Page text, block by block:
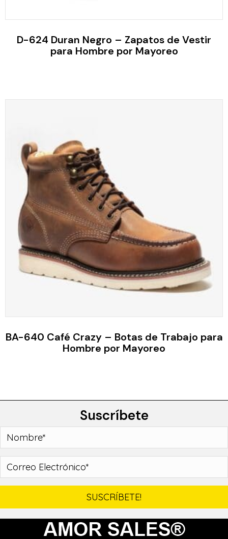
D-624 Duran Negro – Zapatos de Vestir
para Hombre por Mayoreo
BA-640 Café Crazy – Botas de Trabajo para
Hombre por Mayoreo
Suscríbete
SUSCRÍBETE!